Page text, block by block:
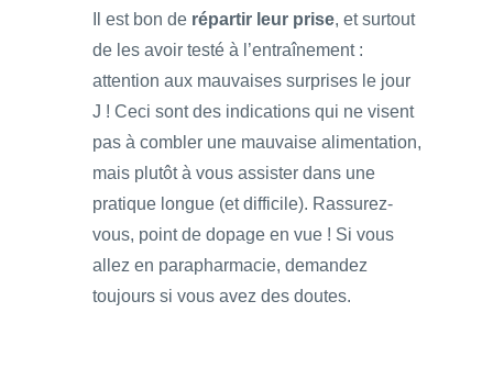
Il est bon de répartir leur prise, et surtout
de les avoir testé à l’entraînement :
attention aux mauvaises surprises le jour
J ! Ceci sont des indications qui ne visent
pas à combler une mauvaise alimentation,
mais plutôt à vous assister dans une
pratique longue (et difficile). Rassurez-
vous, point de dopage en vue ! Si vous
allez en parapharmacie, demandez
toujours si vous avez des doutes.